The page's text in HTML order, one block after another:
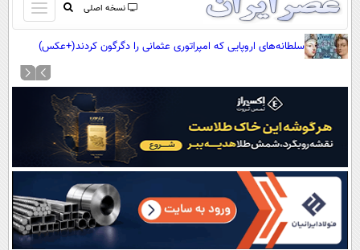
نسخه اصلی
باز
و
بسته
کردن
صفحه اول
آرشیو
نظرسنجی
آب و هوا
اوقات شرعی
سواد زندگی
سلطانه‌های اروپایی که امپراتوری عثمانی را دگرگون کردند(+عکس)